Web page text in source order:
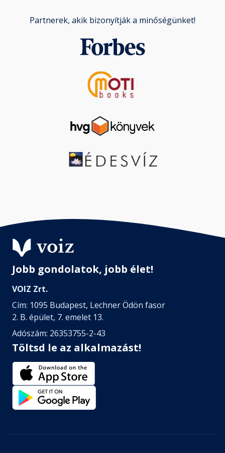
Partnerek, akik bizonyítják a minőségünket!
Jobb gondolatok, jobb élet!
VOIZ Zrt.
Cím: 1095 Budapest, Lechner Ödön fasor
2. B. épület, 7. emelet 13.
Adószám: 26353755-2-43
Töltsd le az alkalmazást!